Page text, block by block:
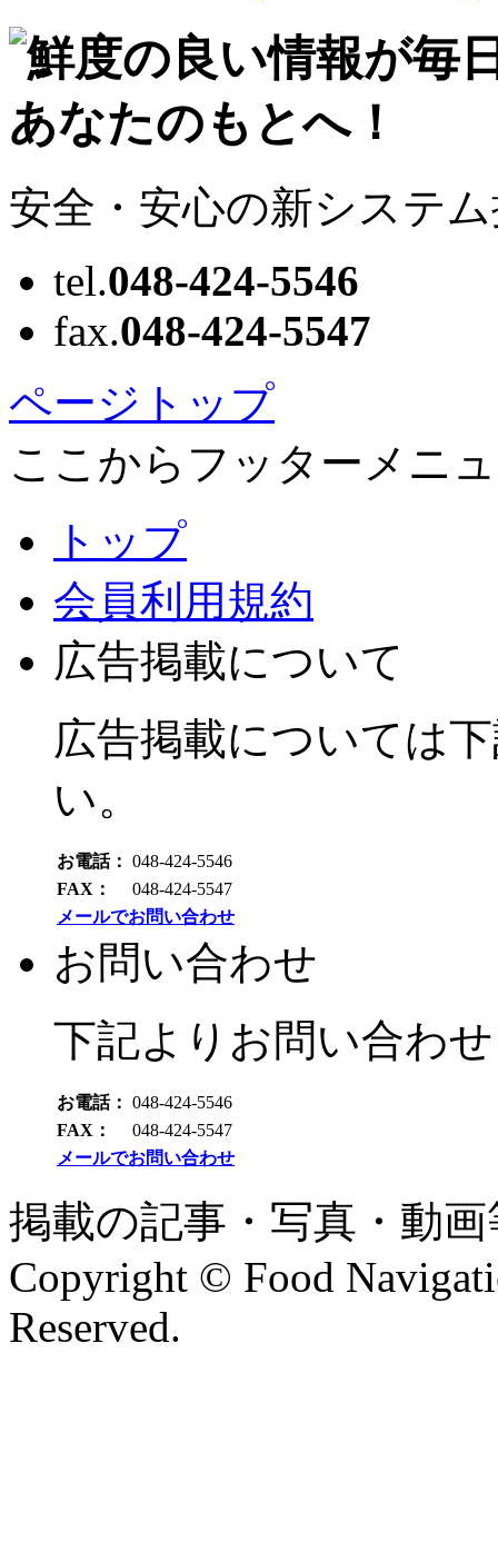
安全・安心の新システ
tel.048-424-5546
fax.048-424-5547
ページトップ
ここからフッターメニ
トップ
会員利用規約
広告掲載について
広告掲載については
い。
お電話： 048-424-5546
FAX：
048-424-5547
メールでお問い合わせ
お問い合わせ
下記よりお問い合わ
お電話： 048-424-5546
FAX：
048-424-5547
メールでお問い合わせ
掲載の記事・写真・動
Copyright © Food
Reserved.